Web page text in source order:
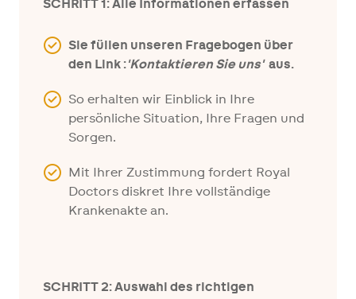
SCHRITT 1: Alle Informationen erfassen
Sie füllen unseren Fragebogen über
den Link :'Kontaktieren Sie uns'aus.
So erhalten wir Einblick in Ihre
persönliche Situation, Ihre Fragen und
Sorgen.
Mit Ihrer Zustimmung fordert Royal
Doctors diskret Ihre vollständige
Krankenakte an.
SCHRITT 2: Auswahl des richtigen